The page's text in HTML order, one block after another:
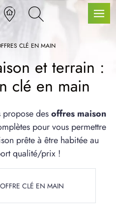
CLÉ EN MAIN
et terrain :
clé en main
propose desoffres maison
pour vous permettre
prête à être habitée au
qualité/prix !
CLÉ EN MAIN